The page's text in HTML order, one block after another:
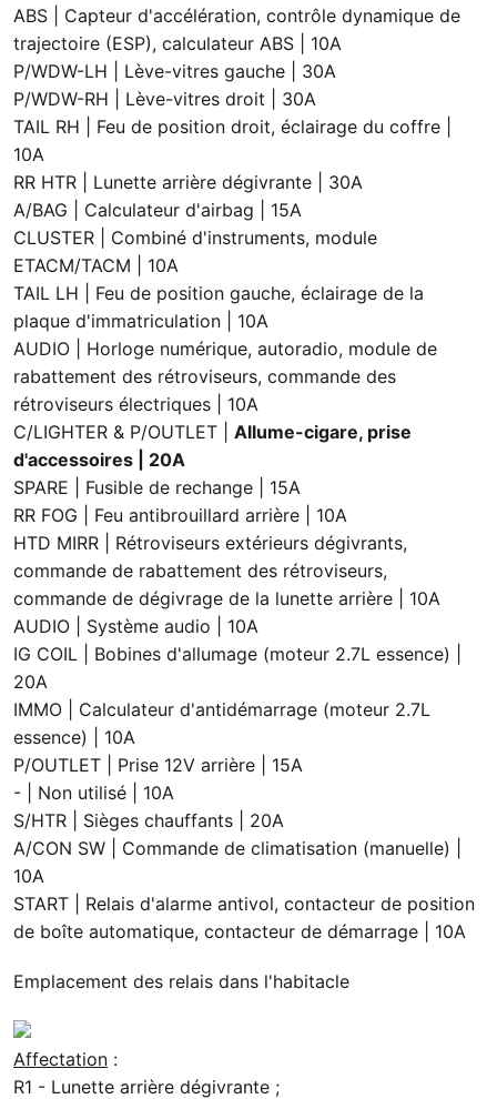
ABS | Capteur d'accélération, contrôle dynamique de
trajectoire (ESP), calculateur ABS | 10A
P/WDW-LH | Lève-vitres gauche | 30A
P/WDW-RH | Lève-vitres droit | 30A
TAIL RH | Feu de position droit, éclairage du coffre |
10A
RR HTR | Lunette arrière dégivrante | 30A
A/BAG | Calculateur d'airbag | 15A
CLUSTER | Combiné d'instruments, module
ETACM/TACM | 10A
TAIL LH | Feu de position gauche, éclairage de la
plaque d'immatriculation | 10A
AUDIO | Horloge numérique, autoradio, module de
rabattement des rétroviseurs, commande des
rétroviseurs électriques | 10A
C/LIGHTER & P/OUTLET | Allume-cigare, prise
d'accessoires | 20A
SPARE | Fusible de rechange | 15A
RR FOG | Feu antibrouillard arrière | 10A
HTD MIRR | Rétroviseurs extérieurs dégivrants,
commande de rabattement des rétroviseurs,
commande de dégivrage de la lunette arrière | 10A
AUDIO | Système audio | 10A
IG COIL | Bobines d'allumage (moteur 2.7L essence) |
20A
IMMO | Calculateur d'antidémarrage (moteur 2.7L
essence) | 10A
P/OUTLET | Prise 12V arrière | 15A
- | Non utilisé | 10A
S/HTR | Sièges chauffants | 20A
A/CON SW | Commande de climatisation (manuelle) |
10A
START | Relais d'alarme antivol, contacteur de position
de boîte automatique, contacteur de démarrage | 10A
Emplacement des relais dans l'habitacle
Affectation :
R1 - Lunette arrière dégivrante ;